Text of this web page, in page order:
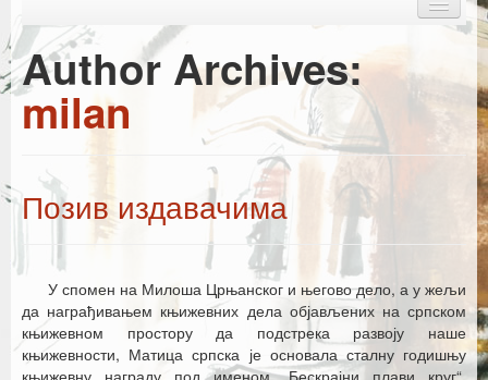
Почетна
Матица српска
Научна одељења
Летопис Матице српске
Гласник Матице српске
Е–издања
Вести
Author Archives:
milan
Позив издавачима
У спомен на Милоша Црњанског и његово дело, а у жељи
да награђивањем књижевних дела објављених на српском
књижевном простору да подстрека развоју наше
књижевности, Матица српска је основала сталну годишњу
књижевну награду под именом „Бескрајни плави круг“.